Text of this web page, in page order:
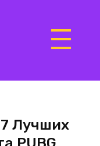
Лучших